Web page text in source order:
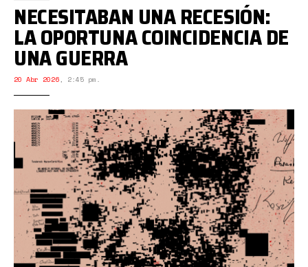
NECESITABAN UNA RECESIÓN:
LA OPORTUNA COINCIDENCIA DE
UNA GUERRA
20 Abr 2026, 2:45 pm.